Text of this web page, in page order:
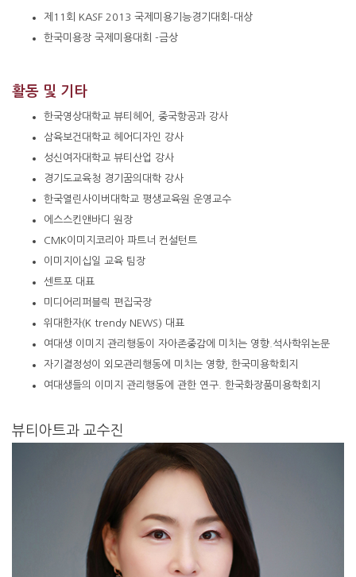
제11회 KASF 2013 국제미용기능경기대회-대상
한국미용장 국제미용대회 -금상
활동 및 기타
한국영상대학교 뷰티헤어, 중국항공과 강사
삼육보건대학교 헤어디자인 강사
성신여자대학교 뷰티산업 강사
경기도교육청 경기꿈의대학 강사
한국열린사이버대학교 평생교육원 운영교수
에스스킨앤바디 원장
CMK이미지코리아 파트너 컨설턴트
이미지이십일 교육 팀장
센트포 대표
미디어리퍼블릭 편집국장
위대한자(K trendy NEWS) 대표
여대생 이미지 관리행동이 자아존중감에 미치는 영향.석사학위논문
자기결정성이 외모관리행동에 미치는 영향, 한국미용학회지
여대생들의 이미지 관리행동에 관한 연구. 한국화장품미용학회지
뷰티아트과 교수진